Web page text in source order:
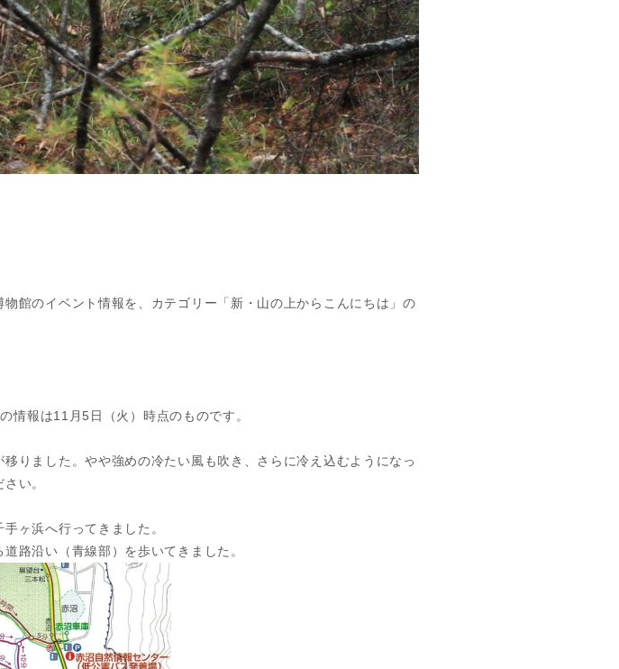
館のイベント情報を、カテゴリー「新・山の上からこんにちは」の
報は11月5日（火）時点のものです。
りました。やや強めの冷たい風も吹き、さらに冷え込むようになっ
い。
ヶ浜へ行ってきました。
路沿い（青線部）を歩いてきました。